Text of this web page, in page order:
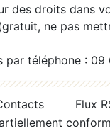
des droits dans
ne pas
par téléphone :
Flux